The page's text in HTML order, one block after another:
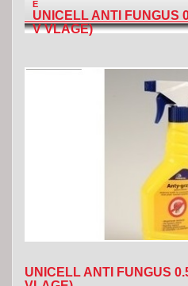
E
UNICELL ANTI FUNGUS
V VLAGE)
UNICELL ANTI FUNGUS